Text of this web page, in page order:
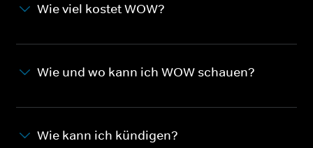
Wie viel kostet WOW?
Wie und wo kann ich WOW schauen?
Wie kann ich kündigen?